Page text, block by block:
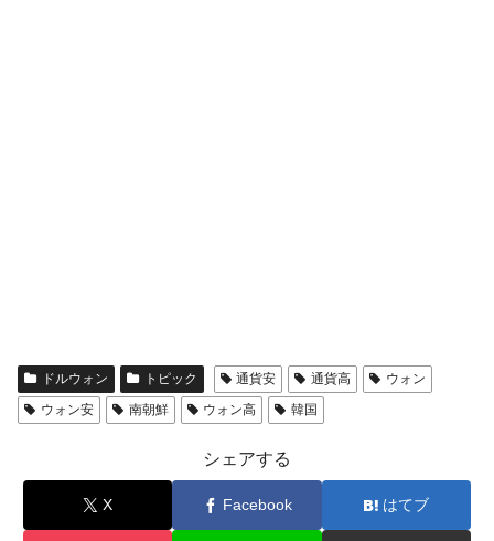
ドルウォン トピック 通貨安 通貨高
ウォン
ウォン安
南朝鮮 ウォン高 韓国
シェアする
X Facebook はてブ